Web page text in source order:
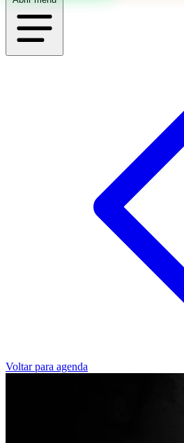
Voltar para agenda